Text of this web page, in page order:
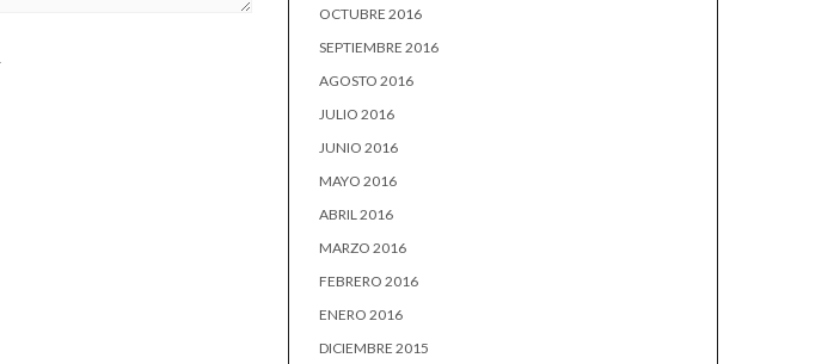
OCTUBRE 2016
SEPTIEMBRE 2016
AGOSTO 2016
JULIO 2016
JUNIO 2016
MAYO 2016
ABRIL 2016
MARZO 2016
FEBRERO 2016
ENERO 2016
DICIEMBRE 2015